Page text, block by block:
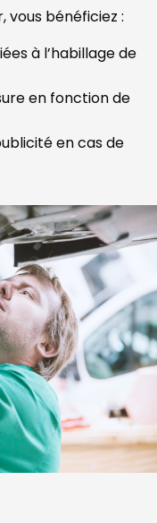
vous bénéficiez :
à l’habillage de
en fonction de
en cas de